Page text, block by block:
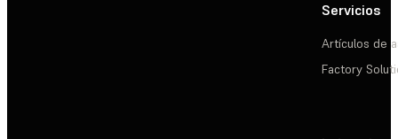
Servicios
Artículos de
Factory